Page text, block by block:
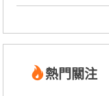
熱門關注